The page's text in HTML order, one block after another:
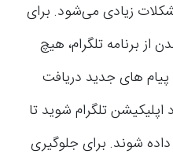
زیادی می‌شود. برای
از برنامه تلگرام، هیچ
پیام های جدید دریافت
اپلیکیشن تلگرام شوید تا
شوند. برای جلوگیری